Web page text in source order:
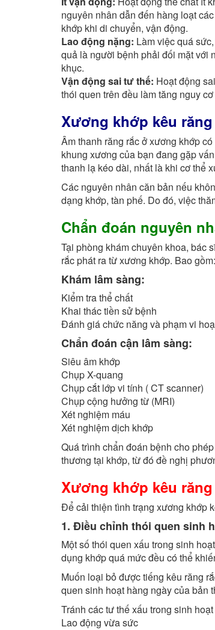
nguyên nhân dẫn đến hàng loạt
khớp khi di chuyển, vận động.
Lao động nặng: Làm việc quá
quả là người bệnh phải đối mặt với
khục.
Vận động sai tư thế: Hoạt động
thói quen trên đều làm tăng nguy
Xương khớp kêu
Âm thanh răng rắc ở xương khớp
khung xương của bạn đang gặp
thanh lạ kéo dài, nhất là khi cơ thể
Các nguyên nhân căn bản nếu
dạng khớp, tàn phế. Do đó, việc
Chẩn đoán nguyên
Tại phòng khám chuyên khoa, bác
rắc phát ra từ xương khớp. Bao gồm:
Khám lâm sàng:
Kiểm tra thể chất
Khai thác tiền sử bệnh
Đánh giá chức năng và phạm vi
Chẩn đoán cận lâm sàng:
Siêu âm khớp
Chụp X-quang
Chụp cắt lớp vi tính ( CT scanner)
Chụp cộng hưởng từ (MRI)
Xét nghiệm máu
Xét nghiệm dịch khớp
Quá trình chẩn đoán bệnh cho
thương tại khớp, từ đó đề nghị
Xương khớp kêu
Để cải thiện tình trạng xương khớp
1. Điều chỉnh thói quen sinh
Một số thói quen xấu trong sinh
dụng khớp quá mức đều có thể
Muốn loại bỏ được tiếng kêu răng
quen sinh hoạt hàng ngày của bản
Tránh các tư thế xấu trong sinh
Lao động vừa sức